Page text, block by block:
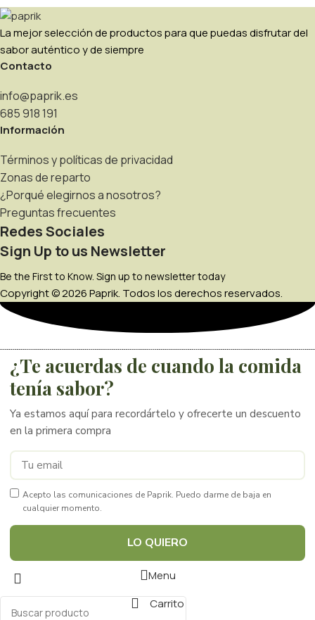
La mejor selección de productos para que puedas disfrutar del
sabor auténtico y de siempre
Contacto
info@paprik.es
685 918 191
Información
Términos y políticas de privacidad
Zonas de reparto
¿Porqué elegirnos a nosotros?
Preguntas frecuentes
Redes Sociales
Sign Up to us Newsletter
Be the First to Know. Sign up to newsletter today
Copyright © 2026 Paprik. Todos los derechos reservados.
¿Te acuerdas de cuando la comida
tenía sabor?
Ya estamos aquí para recordártelo y ofrecerte un descuento
en la primera compra
Acepto las comunicaciones de Paprik. Puedo darme de baja en
cualquier momento.
LO QUIERO
Menu
Carrito